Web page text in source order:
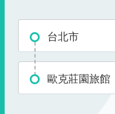
台北市
歐克莊園旅館